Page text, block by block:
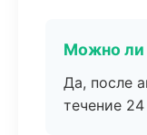
Можно ли
Да, после
течение 24